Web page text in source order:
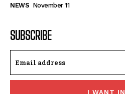
NEWS November 11
SUBSCRIBE
I WANT IN